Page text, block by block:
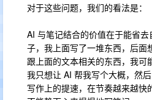
对于这些问题，我们的看法是：
AI 与笔记结合的价值在于能省
子，我上面写了一堆东西，后面
跟上面的文本相关的东西，我可
我只想让 AI 帮我写个大概，然
写作上的提速，在节奏越来越